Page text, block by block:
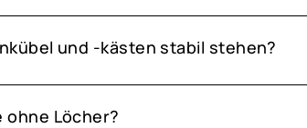
und -kästen stabil stehen?
Löcher?